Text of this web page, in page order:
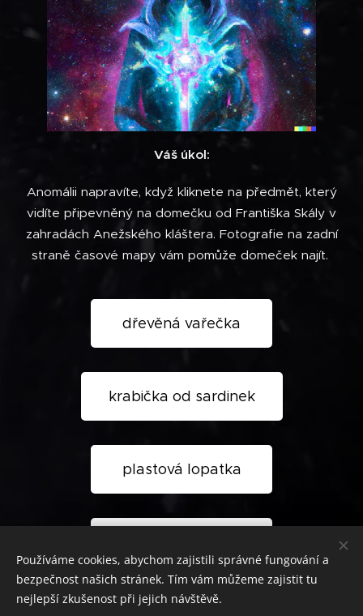
Váš úkol:
Anomálii napravíte, když kliknete na předmět, který
vidíte připevněný na domečku od Františka Skály v
zahradách Anežského kláštera. Fotografie na zadní
straně časové mapy vám pomůže domeček najít.
dřevěná vařečka
krabička od sardinek
plastová lopatka
Používáme cookies, abychom zajistili správné fungování a
bezpečnost našich stránek. Tím vám můžeme zajistit tu
nejlepší zkušenost při jejich návštěvě.